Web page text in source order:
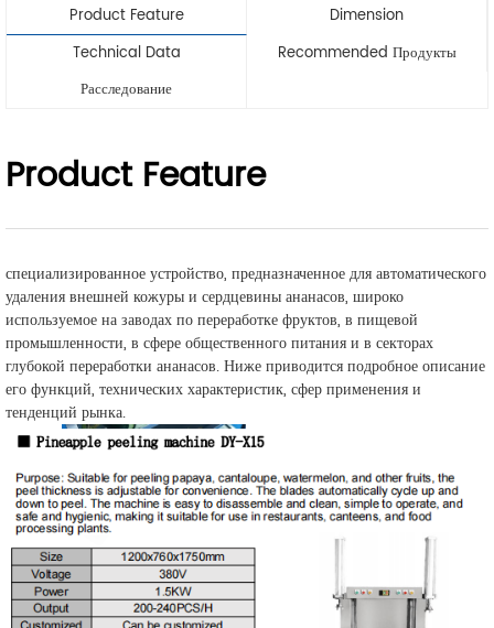
Product Feature
Dimension
Technical Data
Recommended Продукты
Расследование
Product Feature
специализированное устройство, предназначенное для автоматического
удаления внешней кожуры и сердцевины ананасов, широко
используемое на заводах по переработке фруктов, в пищевой
промышленности, в сфере общественного питания и в секторах
глубокой переработки ананасов. Ниже приводится подробное описание
его функций, технических характеристик, сфер применения и
тенденций рынка.